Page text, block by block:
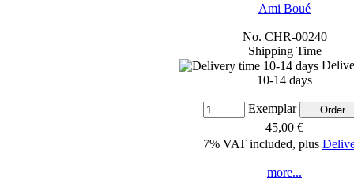
Ami Boué
No. CHR-00240
Shipping Time
10-14 days
Exemplar
45,00 €
7% VAT included, plus
more...